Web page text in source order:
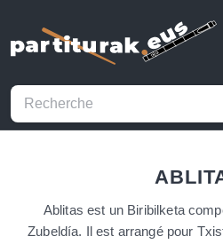
Ablitas est un Biribilketa
Zubeldía. Il est arrangé pour